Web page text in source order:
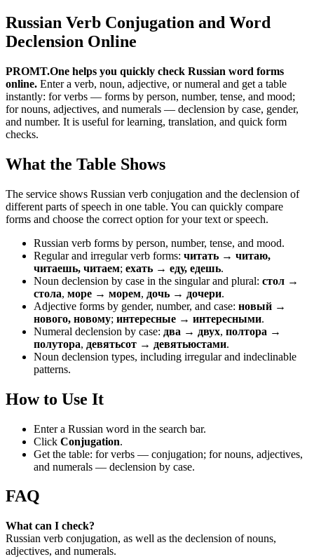
Russian Verb Conjugation and Word
Declension Online
PROMT.One helps you quickly check Russian word forms
online. Enter a verb, noun, adjective, or numeral and get a table
instantly: for verbs — forms by person, number, tense, and mood;
for nouns, adjectives, and numerals — declension by case, gender,
and number. It is useful for learning, translation, and quick form
checks.
What the Table Shows
The service shows Russian verb conjugation and the declension of
different parts of speech in one table. You can quickly compare
forms and choose the correct option for your text or speech.
Russian verb forms by person, number, tense, and mood.
Regular and irregular verb forms: читать → читаю,
читаешь, читаем; ехать → еду, едешь.
Noun declension by case in the singular and plural: стол →
стола, море → морем, дочь → дочери.
Adjective forms by gender, number, and case: новый →
нового, новому; интересные → интересными.
Numeral declension by case: два → двух, полтора →
полутора, девятьсот → девятьюстами.
Noun declension types, including irregular and indeclinable
patterns.
How to Use It
Enter a Russian word in the search bar.
Click Conjugation.
Get the table: for verbs — conjugation; for nouns, adjectives,
and numerals — declension by case.
FAQ
What can I check?
Russian verb conjugation, as well as the declension of nouns,
adjectives, and numerals.